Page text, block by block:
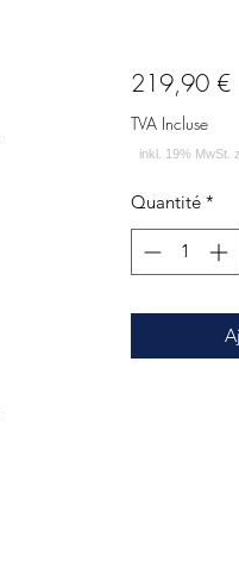
219,90 €
TVA Incluse
Quantité *